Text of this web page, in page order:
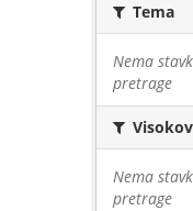
Tema
Nema
pretrage
Nema
pretrage